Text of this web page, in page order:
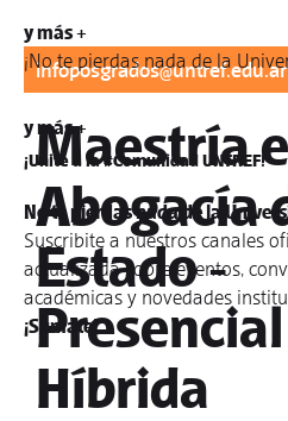
y más +
¡No te pierdas nada de la
y más +
¡Unite a la #Comunidad UNTREF!
No te pierdas nada de la
Suscribite a nuestros canales
actualizada sobre eventos,
académicas y novedades
¡Sumate!
Para informes:
infoposgrados@untref.edu.ar
Maestría
Abogacía
Estado -
Híbrida